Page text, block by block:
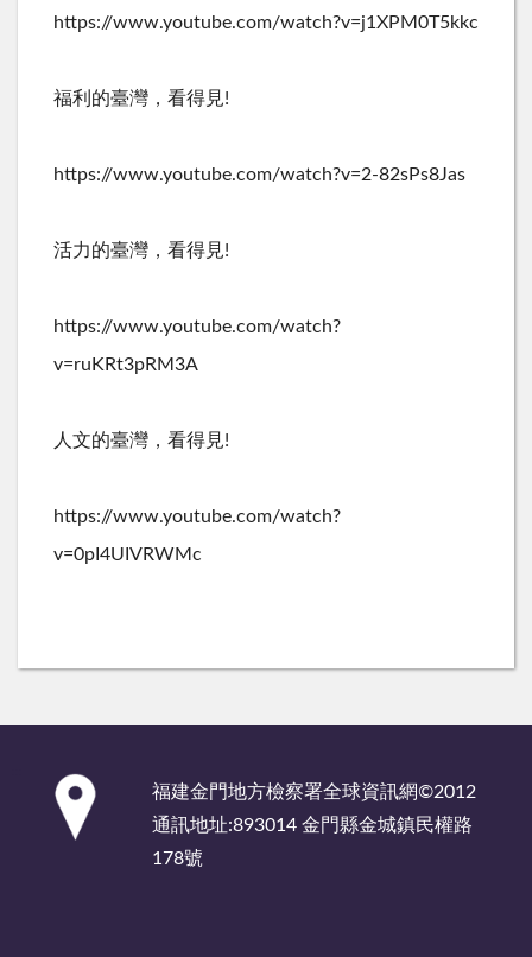
https://www.youtube.com/watch?v=j1XPM0T5kkc
福利的臺灣，看得見!
https://www.youtube.com/watch?v=2-82sPs8Jas
活力的臺灣，看得見!
https://www.youtube.com/watch?
v=ruKRt3pRM3A
人文的臺灣，看得見!
https://www.youtube.com/watch?
v=0pI4UIVRWMc
福建金門地方檢察署全球資訊網©2012
通訊地址:893014 金門縣金城鎮民權路
178號